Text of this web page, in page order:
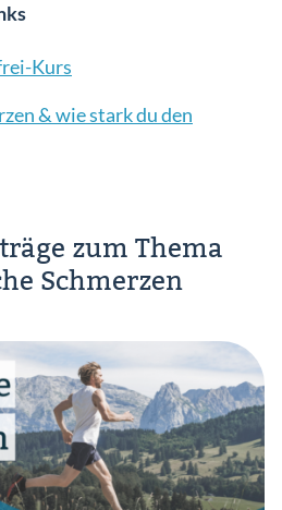
Kurs
& wie stark du den
zum Thema
Schmerzen